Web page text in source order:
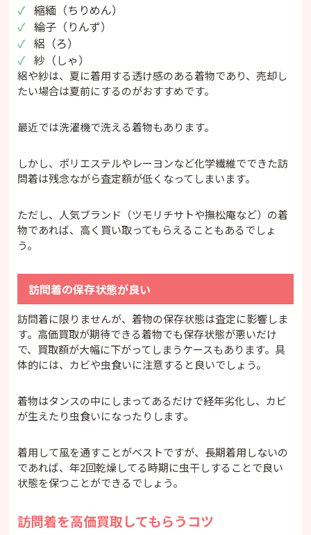
縮緬（ちりめん）
綸子（りんず）
絽（ろ）
紗（しゃ）
絽や紗は、夏に着用する透け感のある着物であり、売却し
たい場合は夏前にするのがおすすめです。
最近では洗濯機で洗える着物もあります。
しかし、ポリエステルやレーヨンなど化学繊維でできた訪
問着は残念ながら査定額が低くなってしまいます。
ただし、人気ブランド（ツモリチサトや撫松庵など）の着
物であれば、高く買い取ってもらえることもあるでしょ
う。
訪問着の保存状態が良い
訪問着に限りませんが、着物の保存状態は査定に影響しま
す。高価買取が期待できる着物でも保存状態が悪いだけ
で、買取額が大幅に下がってしまうケースもあります。具
体的には、カビや虫食いに注意すると良いでしょう。
着物はタンスの中にしまってあるだけで経年劣化し、カビ
が生えたり虫食いになったりします。
着用して風を通すことがベストですが、長期着用しないの
であれば、年2回乾燥してる時期に虫干しすることで良い
状態を保つことができるでしょう。
訪問着を高価買取してもらうコツ